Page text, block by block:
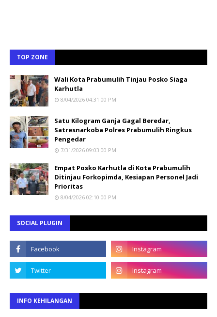
TOP ZONE
Wali Kota Prabumulih Tinjau Posko Siaga
Karhutla
8/04/2026 04:31:00 PM
Satu Kilogram Ganja Gagal Beredar,
Satresnarkoba Polres Prabumulih Ringkus
Pengedar
7/31/2026 09:03:00 PM
Empat Posko Karhutla di Kota Prabumulih
Ditinjau Forkopimda, Kesiapan Personel Jadi
Prioritas
8/04/2026 02:10:00 PM
SOCIAL PLUGIN
INFO KEHILANGAN